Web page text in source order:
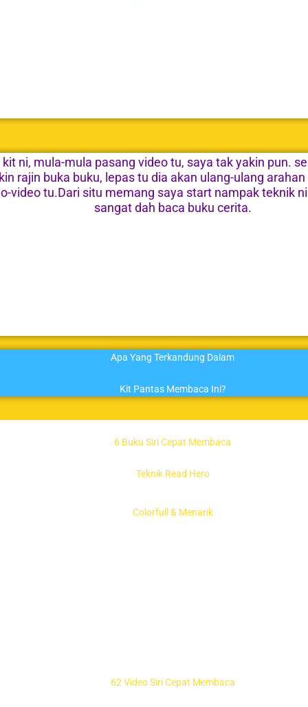
ni, mula-mula pasang video tu, saya tak yakin pun.
rajin buka buku, lepas tu dia akan ulang-ulang
video tu.Dari situ memang saya start nampak teknik
sangat dah baca buku cerita.
Apa Yang Terkandung Dalam
Kit Pantas Membaca Ini?
6 Buku Siri Cepat Membaca
Teknik Read Hero
Colorfull & Menarik
62 Video Siri Cepat Membaca